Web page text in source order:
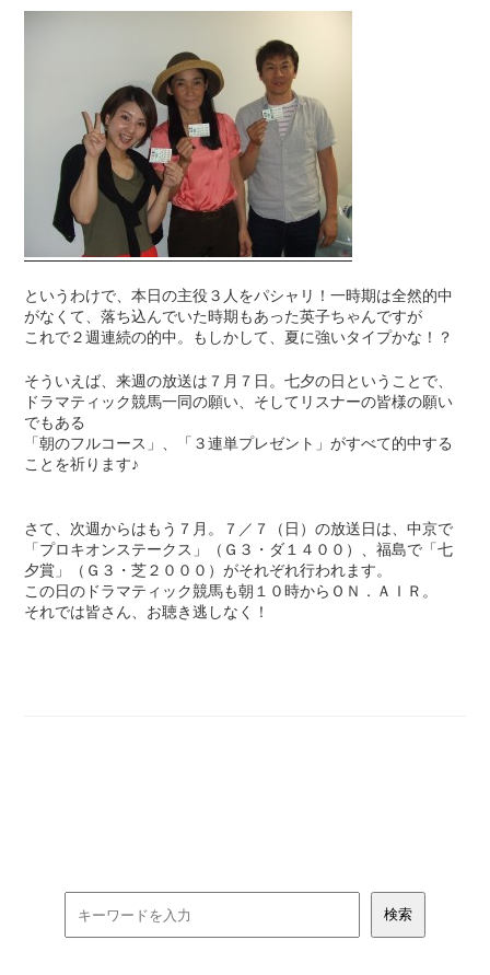
というわけで、本日の主役３人をパシャリ！一時期は全然的中
がなくて、落ち込んでいた時期もあった英子ちゃんですが
これで２週連続の的中。もしかして、夏に強いタイプかな！？
そういえば、来週の放送は７月７日。七夕の日ということで、
ドラマティック競馬一同の願い、そしてリスナーの皆様の願い
でもある
「朝のフルコース」、「３連単プレゼント」がすべて的中する
ことを祈ります♪
さて、次週からはもう７月。７／７（日）の放送日は、中京で
「プロキオンステークス」（Ｇ３・ダ１４００）、福島で「七
夕賞」（Ｇ３・芝２０００）がそれぞれ行われます。
この日のドラマティック競馬も朝１０時からＯＮ．ＡＩＲ。
それでは皆さん、お聴き逃しなく！